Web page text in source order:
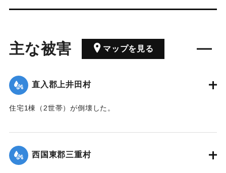
主な被害 マップを見る
直入郡上井田村
住宅1棟（2世帯）が倒壊した。
｜固有コード: 00480029
西国東郡三重村